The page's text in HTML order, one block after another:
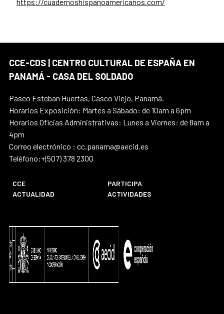
CCE-CDS | CENTRO CULTURAL DE ESPAÑA EN
PANAMÁ - CASA DEL SOLDADO
Paseo Esteban Huertas, Casco Viejo. Panamá.
Horarios Exposición: Martes a Sábado: de 10am a 6pm
Horarios Oficias Administrativas: Lunes a Viernes: de 8am a
4pm
Correo electrónico : cc.panama@aecid.es
Teléfono:+(507) 378 2300
CCE
PARTICIPA
ACTUALIDAD
ACTIVIDADES